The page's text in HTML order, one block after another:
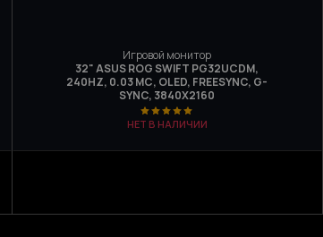
Игровой монитор
32" ASUS ROG SWIFT PG32UCDM,
240HZ, 0.03 МС, OLED, FREESYNC, G-
SYNC, 3840X2160
НЕТ В НАЛИЧИИ